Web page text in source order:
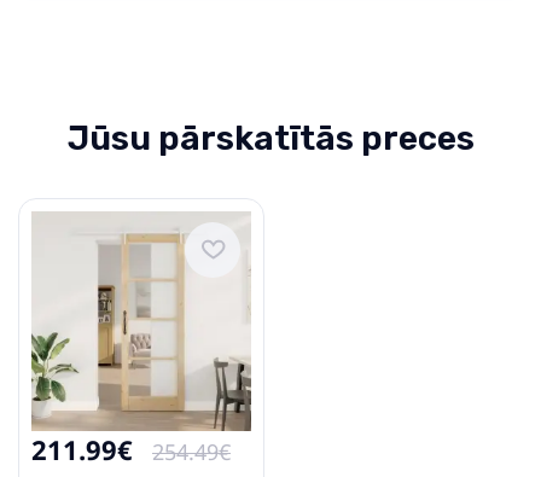
Jūsu pārskatītās preces
211.99€ 254.49€